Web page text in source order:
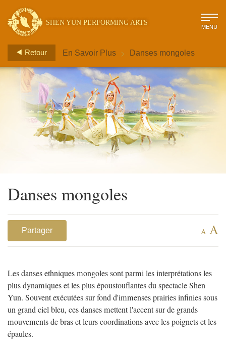
SHEN YUN PERFORMING ARTS MENU
Retour En Savoir Plus > Danses mongoles
Danses mongoles
Partager A A
Les danses ethniques mongoles sont parmi les interprétations les
plus dynamiques et les plus époustouflantes du spectacle Shen
Yun. Souvent exécutées sur fond d'immensesprairies infinies sous
un grand ciel bleu, ces danses mettent l'accent sur de grands
mouvements de bras et leurs coordinations avec les poignets et les
épaules.